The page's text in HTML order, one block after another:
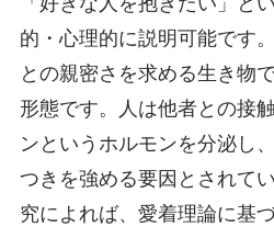
的・心理的に説明可能です
との親密さを求める生き物
形態です。人は他者との接
ンというホルモンを分泌し
つきを強める要因とされて
究によれば、愛着理論に基